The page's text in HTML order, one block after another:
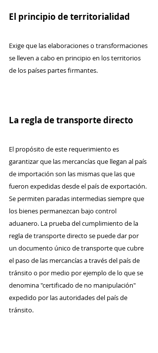
El principio de territorialidad
Exige que las elaboraciones o transformaciones
se lleven a cabo en principio en los territorios
de los países partes firmantes.
La regla de transporte directo
El propósito de este requerimiento es
garantizar que las mercancías que llegan al país
de importación son las mismas que las que
fueron expedidas desde el país de exportación.
Se permiten paradas intermedias siempre que
los bienes permanezcan bajo control
aduanero. La prueba del cumplimiento de la
regla de transporte directo se puede dar por
un documento único de transporte que cubre
el paso de las mercancías a través del país de
tránsito o por medio por ejemplo de lo que se
denomina "certificado de no manipulación"
expedido por las autoridades del país de
tránsito.